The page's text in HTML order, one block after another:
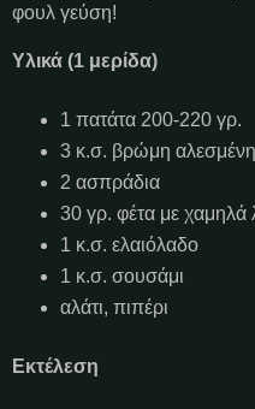
φουλ γεύση!
Υλικά (1 μερίδα)
1 πατάτα 200-220 γρ.
3 κ.σ. βρώμη αλεσμένη
2 ασπράδια
30 γρ. φέτα με χαμηλά
1 κ.σ. ελαιόλαδο
1 κ.σ. σουσάμι
αλάτι, πιπέρι
Εκτέλεση